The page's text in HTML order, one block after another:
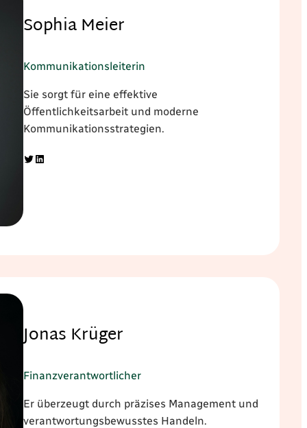
Sophia Meier
Kommunikationsleiterin
Sie sorgt für eine effektive
Öffentlichkeitsarbeit und moderne
Kommunikationsstrategien.
Twitter LinkedIn
Jonas Krüger
Finanzverantwortlicher
Er überzeugt durch präzises Management und
verantwortungsbewusstes Handeln.